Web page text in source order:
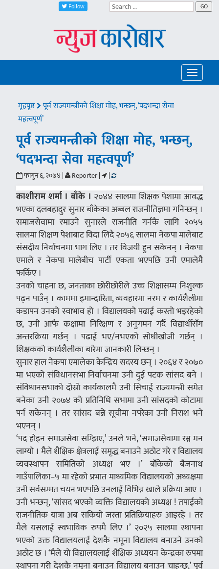
Follow GO
Toggle
गृहपृष्ठ
पूर्व राज्यमन्त्रीको शिक्षा मोह, भन्छन्, ‘पदभन्दा सेवा
महत्वपूर्ण’
पूर्व राज्यमन्त्रीको शिक्षा मोह, भन्छन्,
‘पदभन्दा सेवा महत्वपूर्ण’
फागुन ६, २०७४ | Reporter | |
काशीराम शर्मा । बाँके । २०४४ सालमा शिक्षक पेशामा आवद्ध
भएका दलबहादुर सुनार बाँकेका अब्बल राजनीतिज्ञमा गनिन्छन् ।
समाजसेवामा रमाउने सुनारले राजनीति गर्नकै लागि २०५५
सालमा शिक्षण पेशाबाट विदा लिदै २०५६ सालमा नेकपा मालेबाट
संसदीय निर्वाचनमा भाग लिए । तर विजयी हुन सकेनन् । नेकपा
एमाले र नेकपा मालेबीच पार्टी एकता भएपछि उनी एमालेमै
फर्किए ।
उनको चाहना छ, जनताका छोरीछोरीले उच्च शिक्षासम्म निशुल्क
पढ्न पाउँन् । काममा इमान्दारिता, व्यवहारमा नरम र कार्यशैलीमा
कडापन उनको स्वाभाव हो । विद्यालयको पढाई कस्तो भइरहेको
छ, उनी आफै कक्षामा निरिक्षण र अनुगमन गर्दै विद्यार्थीसँग
अन्तरक्रिया गर्छन् । पढाई भए/नभएको सोधीखोजी गर्छन् ।
शिक्षकको कार्यशैलीका बारेमा जानकारी लिन्छन् ।
सुनार हाल नेकपा एमालेका केन्द्रिय सदस्य छन् । २०६४ र २०७०
मा भएको संविधानसभा निर्वाचनमा उनी दुई पटक सांसद बने ।
संविधानसभाको दोस्रो कार्यकालमै उनी सिचाई राज्यमन्त्री समेत
बनेका उनी २०७४ को प्रतिनिधि सभामा उनी सांसदको कोटामा
पर्न सकेनन् । तर सांसद बन्ने सूचीमा नपरेका उनी निराश भने
भएनन् ।
‘पद होइन समाजसेवा सम्झिए,’ उनले भने, ‘समाजसेवामा रम्न मन
लाग्यो । मैले शैक्षिक क्षेत्रलाई समृद्ध बनाउने अठोट गरे र विद्यालय
व्यवस्थापन समितिको अध्यक्ष भए ।’ बाँकेको बैजनाथ
गाउँपालिका–५ मा रहेको प्रभात माध्यमिक विद्यालयको अध्यक्षमा
उनी सर्वसम्मत चयन भएपछि उनलाई विभिन्न खाले प्रक्रिया आए ।
उनी भन्छन्, ‘सांसद भएको व्यक्ति विद्यालयको अध्यक्ष ! तपाईको
राजनीतिक यात्रा अब सकियो जस्ता प्रतिक्रियाहरु आइरहे । तर
मैले यसलाई स्वभाविक रुपमै लिए ।’ २०२५ सालमा स्थापना
भएको उक्त विद्यालयलाई देशकै नमूना विद्यालय बनाउने उनको
अठोट छ । ‘मैले यो विद्यालयलाई शैक्षिक अध्ययन केन्द्रका रुपमा
स्थापना गरी देशकै नमूना बनाउन विद्यालय बनाउन चाहन्छु,’ पूर्व